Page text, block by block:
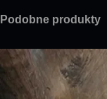
Podobne produkty